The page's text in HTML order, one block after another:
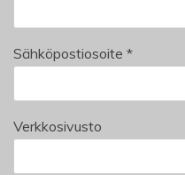
Sähköpostiosoite *
Verkkosivusto